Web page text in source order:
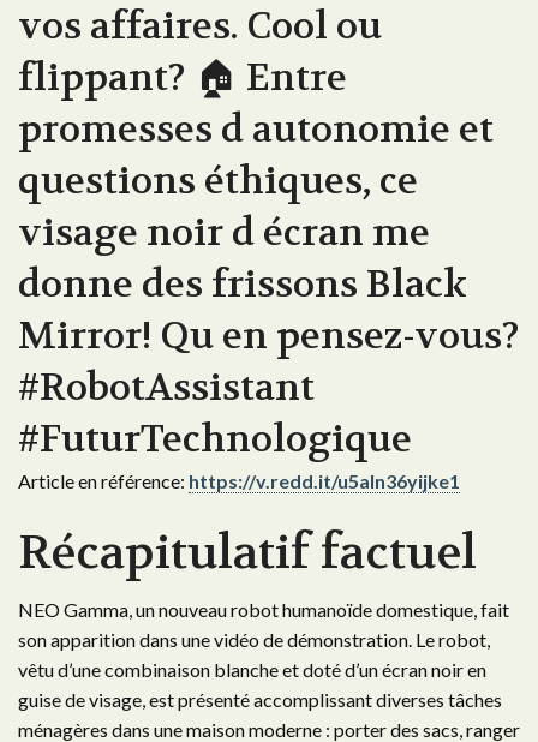
vos affaires. Cool ou
flippant? 🏠 Entre
promesses d autonomie et
questions éthiques, ce
visage noir d écran me
donne des frissons Black
Mirror! Qu en pensez-vous?
#RobotAssistant
#FuturTechnologique
Article en référence: https://v.redd.it/u5aln36yijke1
Récapitulatif factuel
NEO Gamma, un nouveau robot humanoïde domestique, fait
son apparition dans une vidéo de démonstration. Le robot,
vêtu d’une combinaison blanche et doté d’un écran noir en
guise de visage, est présenté accomplissant diverses tâches
ménagères dans une maison moderne : porter des sacs, ranger